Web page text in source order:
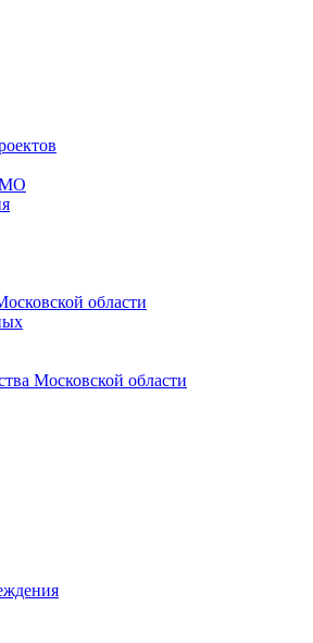
МО
области
Московской области